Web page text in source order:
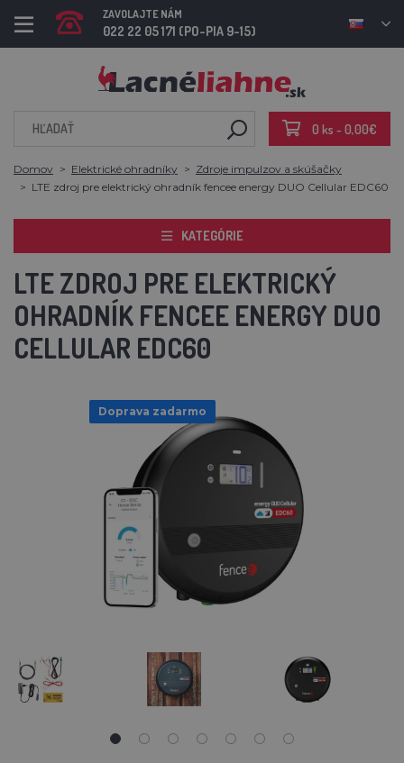
ZAVOLAJTE NÁM
022 22 05 171 (PO-PIA 9-15)
0 ks - 0,00€
Domov Elektrické ohradníky
Zdroje impulzov a skúšačky
LTE zdroj pre elektrický ohradník fencee energy DUO Cellular EDC60
KATEGÓRIE
LTE ZDROJ PRE ELEKTRICKÝ
OHRADNÍK FENCEE ENERGY DUO
CELLULAR EDC60
Doprava zadarmo